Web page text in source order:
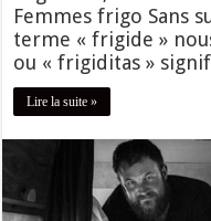
Femmes frigo Sans
terme « frigide »
ou « frigiditas »
Lire la suite »